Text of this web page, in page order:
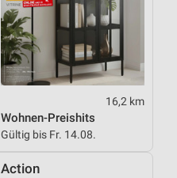
16,2 km
Wohnen-Preishits
Gültig bis Fr. 14.08.
Action